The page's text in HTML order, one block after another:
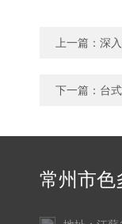
上一篇： 深
下一篇： 台
常州市色